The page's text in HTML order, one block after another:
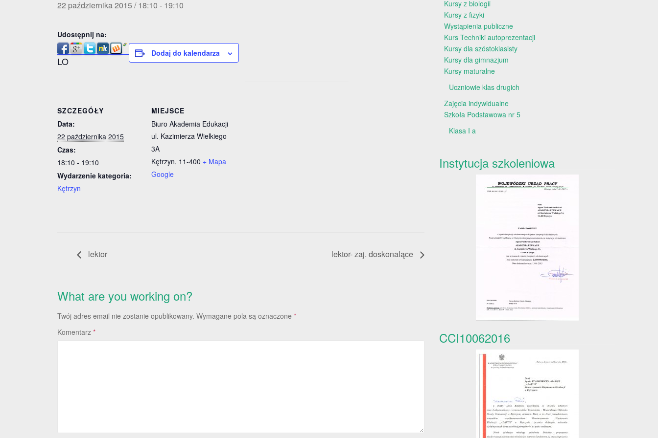
22 października 2015 / 18:10 - 19:10
Udostępnij na:
LO
Dodaj do kalendarza
SZCZEGÓŁY
Data:
22 października 2015
Czas:
18:10 - 19:10
Wydarzenie kategoria:
Kętrzyn
MIEJSCE
Biuro Akademia Edukacji
ul. Kazimierza Wielkiego
3A
Kętrzyn, 11-400 + Mapa
Google
lektor lektor- zaj. doskonalące
What are you working on?
Twój adres email nie zostanie opublikowany. Wymagane pola są oznaczone *
Komentarz *
Kursy z biologii
Kursy z fizyki
Wystąpienia publiczne
Kurs Techniki autoprezentacji
Kursy dla szóstoklasisty
Kursy dla gimnazjum
Kursy maturalne
Uczniowie klas drugich
Zajęcia indywidualne
Szkoła Podstawowa nr 5
Klasa I a
Instytucja szkoleniowa
CCI10062016